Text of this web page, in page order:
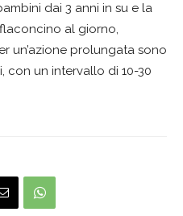
dai 3 anni in su e la
al giorno,
un’azione prolungata sono
con un intervallo di 10-30